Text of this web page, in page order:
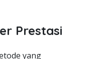
Prestasi
yang